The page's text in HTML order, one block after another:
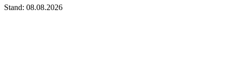
Stand: 08.08.2026